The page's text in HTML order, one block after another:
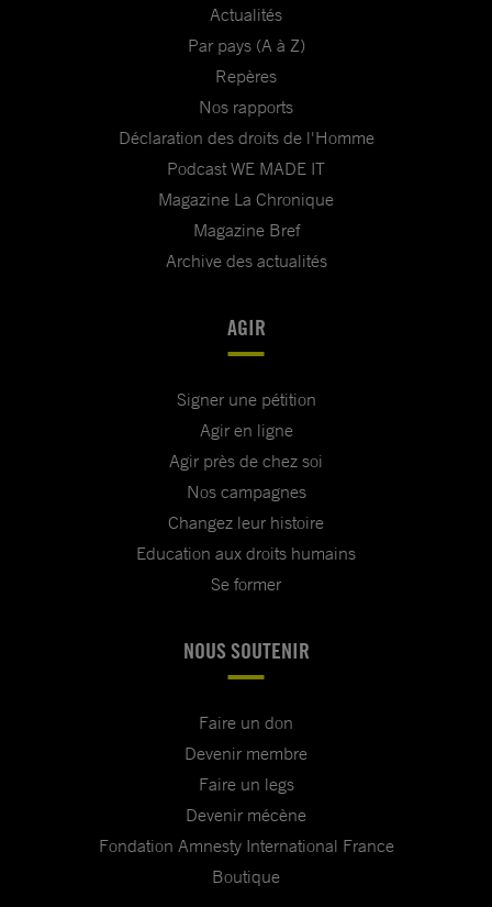
Actualités
Par pays (A à Z)
Repères
Nos rapports
Déclaration des droits de l'Homme
Podcast WE MADE IT
Magazine La Chronique
Magazine Bref
Archive des actualités
AGIR
Signer une pétition
Agir en ligne
Agir près de chez soi
Nos campagnes
Changez leur histoire
Education aux droits humains
Se former
NOUS SOUTENIR
Faire un don
Devenir membre
Faire un legs
Devenir mécène
Fondation Amnesty International France
Boutique